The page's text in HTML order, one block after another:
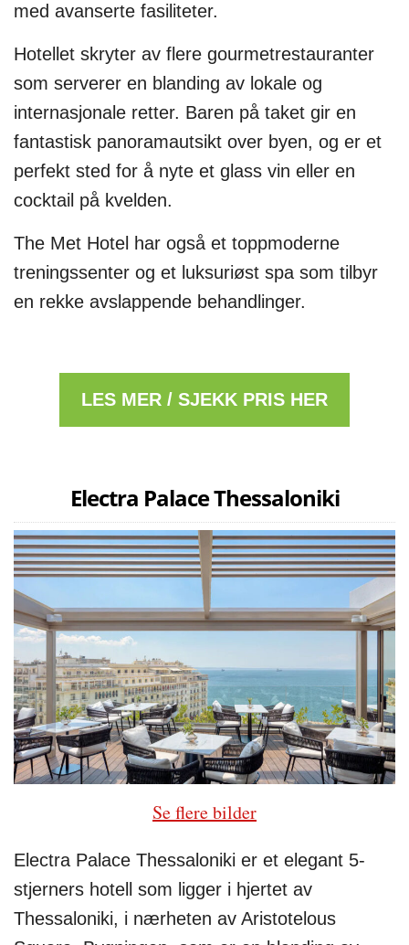
med avanserte fasiliteter.
Hotellet skryter av flere gourmetrestauranter
som serverer en blanding av lokale og
internasjonale retter. Baren på taket gir en
fantastisk panoramautsikt over byen, og er et
perfekt sted for å nyte et glass vin eller en
cocktail på kvelden.
The Met Hotel har også et toppmoderne
treningssenter og et luksuriøst spa som tilbyr
en rekke avslappende behandlinger.
LES MER / SJEKK PRIS HER
Electra Palace Thessaloniki
Se flere bilder
Electra Palace Thessaloniki er et elegant 5-
stjerners hotell som ligger i hjertet av
Thessaloniki, i nærheten av Aristotelous